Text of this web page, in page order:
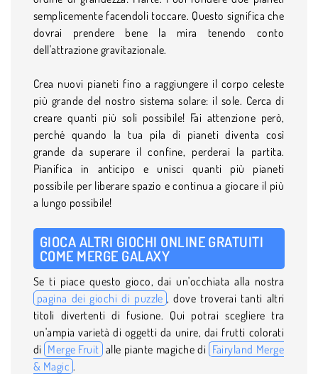
semplicemente facendoli toccare. Questo significa che
dovrai prendere bene la mira tenendo conto
dell'attrazione gravitazionale.
Crea nuovi pianeti fino a raggiungere il corpo celeste
più grande del nostro sistema solare: il sole. Cerca di
creare quanti più soli possibile! Fai attenzione però,
perché quando la tua pila di pianeti diventa così
grande da superare il confine, perderai la partita.
Pianifica in anticipo e unisci quanti più pianeti
possibile per liberare spazio e continua a giocare il più
a lungo possibile!
GIOCA ALTRI GIOCHI ONLINE GRATUITI
COME MERGE GALAXY
Se ti piace questo gioco, dai un'occhiata alla nostra
pagina dei giochi di puzzle , dove troverai tanti altri
titoli divertenti di fusione. Qui potrai scegliere tra
un'ampia varietà di oggetti da unire, dai frutti colorati
di Merge Fruit alle piante magiche di Fairyland Merge
& Magic .